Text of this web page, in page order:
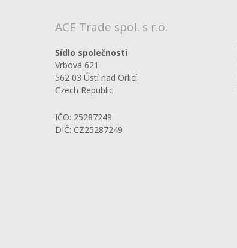
ACE Trade spol. s r.o.
Sídlo společnosti
Vrbová 621
562 03 Ústí nad Orlicí
Czech Republic
IČO: 25287249
DIČ: CZ25287249